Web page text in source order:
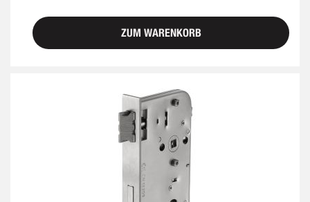
ZUM WARENKORB